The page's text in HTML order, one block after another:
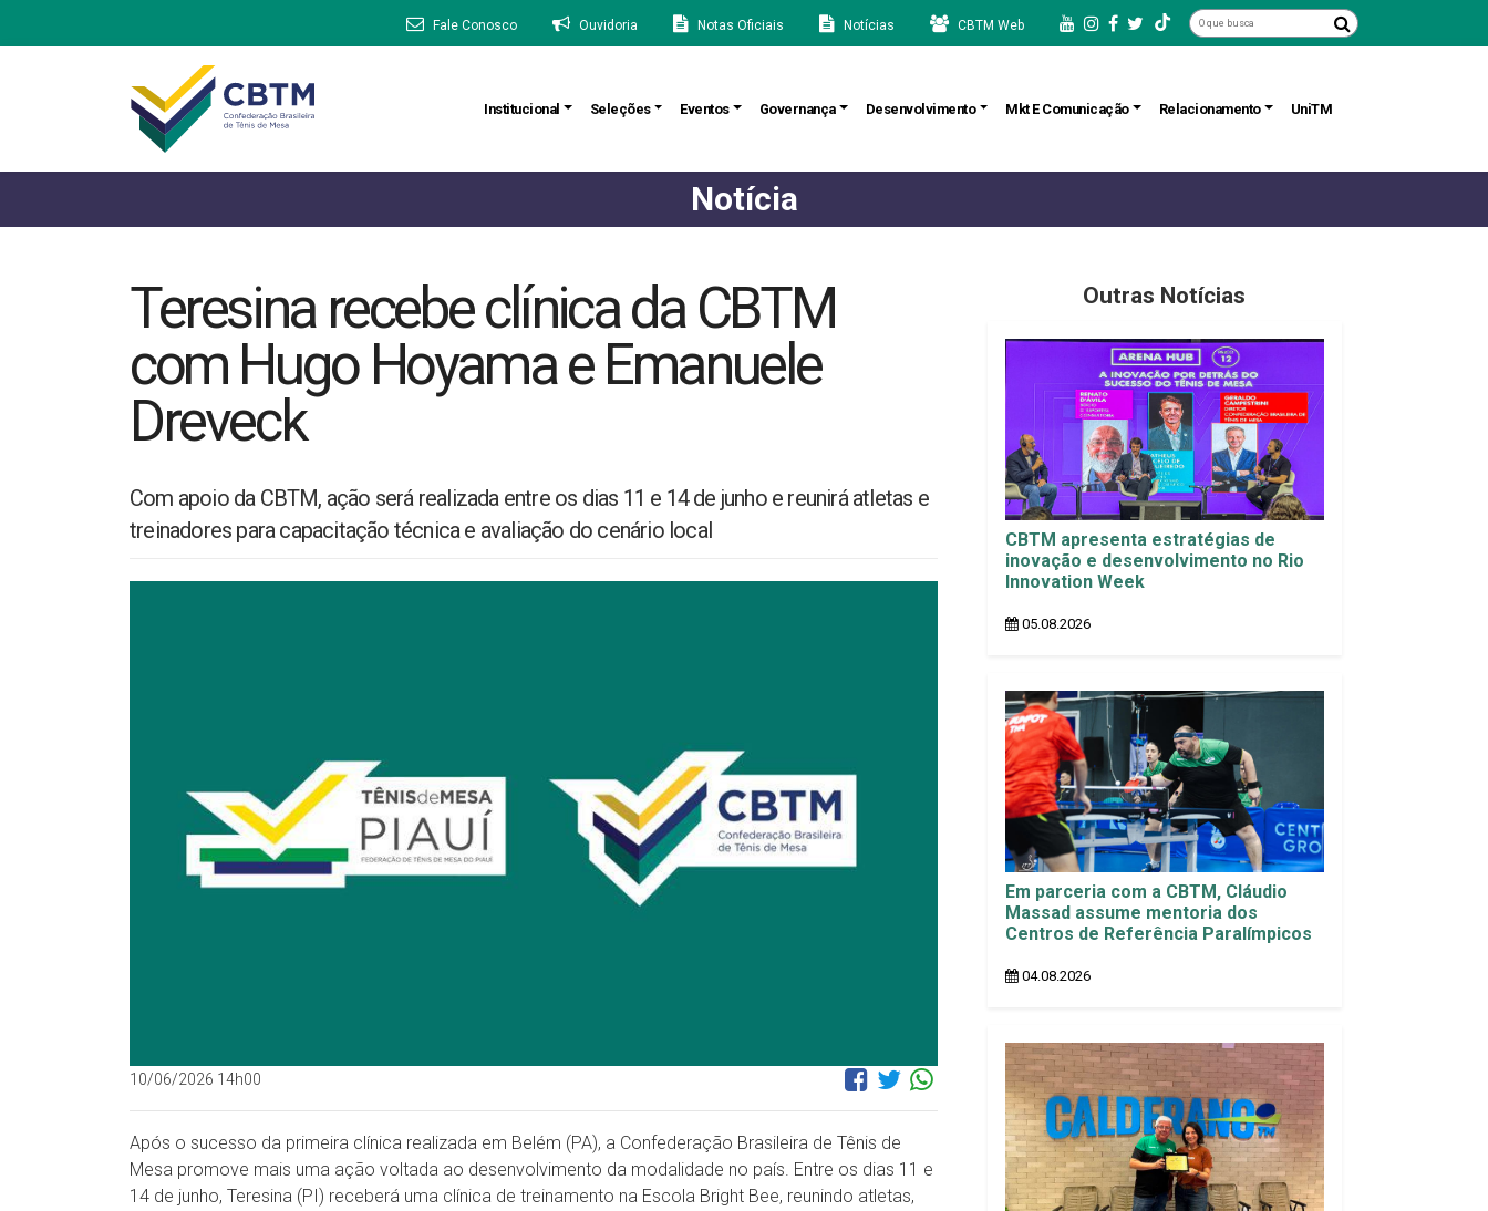
Fale Conosco Ouvidoria Notas Oficiais Notícias CBTM Web
Institucional Seleções Eventos Governança Desenvolvimento Mkt E Comunicação Relacionamento UniTM
Notícia
Teresina recebe clínica da CBTM
com Hugo Hoyama e Emanuele
Dreveck
Com apoio da CBTM, ação será realizada entre os dias 11 e 14 de junho e reunirá atletas e
treinadores para capacitação técnica e avaliação do cenário local
10/06/2026 14h00
Após o sucesso da primeira clínica realizada em Belém (PA), a Confederação Brasileira de Tênis de
Mesa promove mais uma ação voltada ao desenvolvimento da modalidade no país. Entre os dias 11 e
14 de junho, Teresina (PI) receberá uma clínica de treinamento na Escola Bright Bee, reunindo atletas,
Outras Notícias
CBTM apresenta estratégias de
inovação e desenvolvimento no Rio
Innovation Week
05.08.2026
Em parceria com a CBTM, Cláudio
Massad assume mentoria dos
Centros de Referência Paralímpicos
04.08.2026